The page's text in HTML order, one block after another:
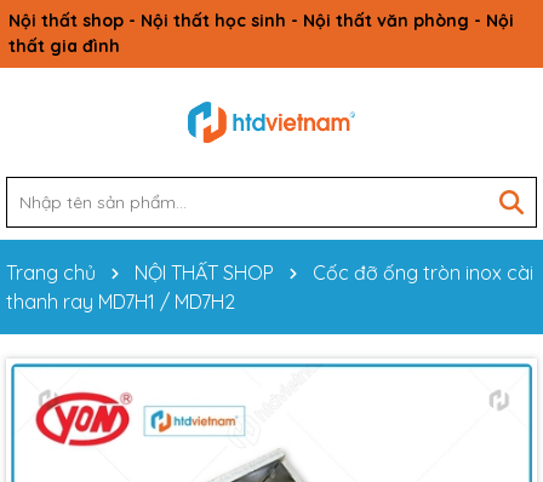
Nội thất shop - Nội thất học sinh - Nội thất văn phòng - Nội
thất gia đình
Trang chủ NỘI THẤT SHOP
Cốc đỡ ống tròn inox cài
thanh ray MD7H1 / MD7H2